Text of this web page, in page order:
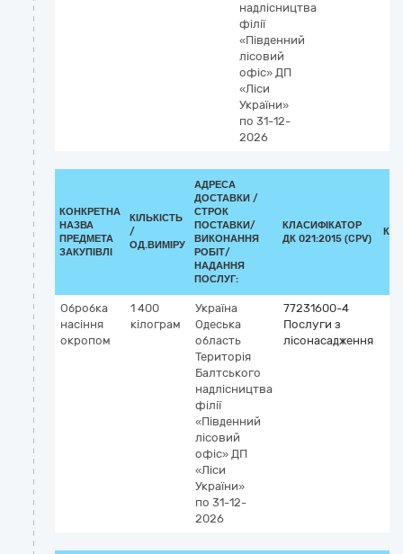
надлісництва
філії
«Південний
лісовий
офіс» ДП
«Ліси
України»
по 31-12-
2026
КОНКРЕТНА
НАЗВА
ПРЕДМЕТА
ЗАКУПІВЛІ
КІЛЬКІСТЬ
/
ОД.ВИМІРУ
АДРЕСА
ДОСТАВКИ /
СТРОК
ПОСТАВКИ/
ВИКОНАННЯ
РОБІТ/
НАДАННЯ
ПОСЛУГ:
КЛАСИФІКАТОР
ДК 021:2015 (CPV)
Обробка
насіння
окропом
1 400
кілограм
Україна
Одеська
область
Територія
Балтського
надлісництва
філії
«Південний
лісовий
офіс» ДП
«Ліси
України»
по 31-12-
2026
77231600-4
Послуги з
лісонасадження